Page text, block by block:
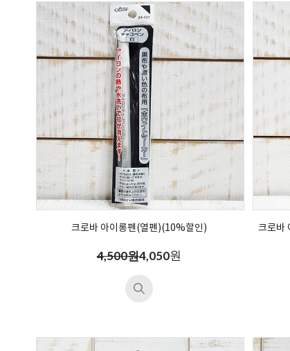
크로바 아이롱펜(열펜)(10%할인)
4,500원4,050원
크로바